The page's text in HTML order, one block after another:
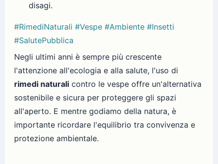
disagi.
#RimediNaturali #Vespe #Ambiente #Insetti
#SalutePubblica
Negli ultimi anni è sempre più crescente
l'attenzione all'ecologia e alla salute, l'uso di
rimedi naturali contro le vespe offre un'alternativa
sostenibile e sicura per proteggere gli spazi
all'aperto. E mentre godiamo della natura, è
importante ricordare l'equilibrio tra convivenza e
protezione ambientale.